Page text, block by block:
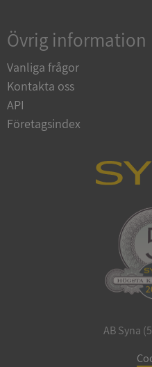
Övrig information
Vanliga frågor
Kontakta oss
API
Företagsindex
AB Syna
ASP.NET_SessionId